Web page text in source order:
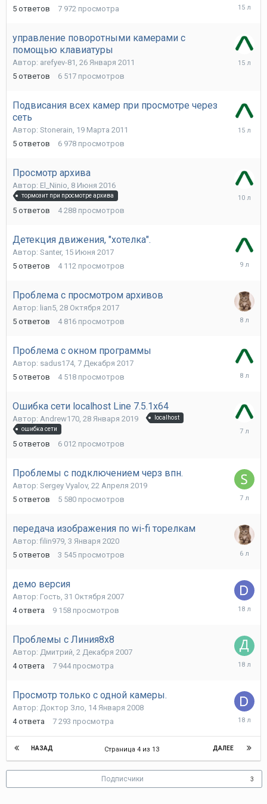
5 ответов 7 972 просмотра
управление поворотными камерами с
помощью клавиатуры
Автор: arefyev-81 , 26 Января 2011
5 ответов 6 517 просмотров
26
Подвисания всех камер при просмотре через
сеть
Автор: Stonerain, 19 Марта 2011
5 ответов 6 978 просмотров
24
Просмотр архива
Автор: El_Ninio, 8 Июня 2016
тормозит при просмотре архива
5 ответов 4 288 просмотров
10
Детекция движения, "хотелка".
Автор: Santer, 15 Июня 2017
5 ответов 4 112 просмотров
15
Проблема с просмотром архивов
Автор: lian5 28 Октября 2017
5 ответов 4 816 просмотров
29
Проблема с окном программы
Автор: sadus174, 7 Декабря 2017
5 ответов 4 518 просмотров
Ошибка сети localhost Line 7.5.1x64
Автор: Andrew170 28 Января 2019
localhost
ошибка сети
5 ответов 6 012 просмотров
29
Проблемы с подключением черз впн.
Автор: Sergey Vyalov, 22 Апреля 2019
5 ответов 5 580 просмотров
22
передача изображения по wi-fi торелкам
Автор:filin979 3 Января 2020
5 ответов 3 545 просмотров
10
демо версия
Автор: Гость 31 Октября 2007
4 ответа 9 158 просмотров
Проблемы с Линия8х8
Автор: Дмитрий 2 Декабря 2007
4 ответа 7 944 просмотра
Просмотр только с одной камеры.
Автор: Доктор Зло 14 Января 2008
4 ответа 7 293 просмотра
14
2008
НАЗАД ДАЛЕЕ
Страница 4 из 13
Подписчики 3